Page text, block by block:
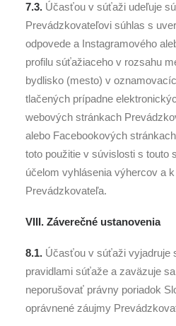
7.3. Účasťou v súťaži udeľuje
Prevádzkovateľovi súhlas s
odpovede a Instagramového
profilu súťažiaceho v rozsahu
bydlisko (mesto) v
tlačených prípadne
webových stránkach
alebo Facebookových
toto použitie v súvislosti s touto
účelom vyhlásenia výhercov a
Prevádzkovateľa.
VIII. Záverečné ustanovenia
8.1. Účasťou v súťaži vyjadruje
pravidlami súťaže a zaväzuje
neporušovať právny poriadok
oprávnené záujmy